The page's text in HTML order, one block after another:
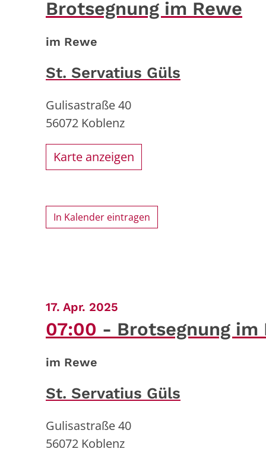
Brotsegnung im Rewe
im Rewe
St. Servatius Güls
Gulisastraße 40
56072 Koblenz
Karte anzeigen
In Kalender eintragen
17. Apr. 2025
07:00 Brotsegnung im
im Rewe
St. Servatius Güls
Gulisastraße 40
56072 Koblenz